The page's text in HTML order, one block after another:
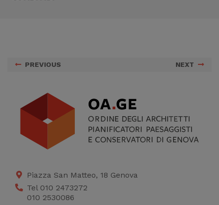
PREVIOUS NEXT
Piazza San Matteo, 18 Genova
Tel 010 2473272
010 2530086